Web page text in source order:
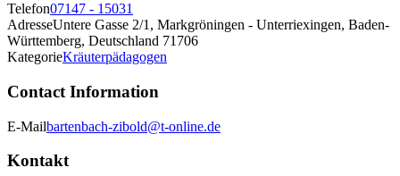
Telefon07147 - 15031
AdresseUntere Gasse 2/1, Markgröningen - Unterriexingen, Baden-
Württemberg, Deutschland 71706
KategorieKräuterpädagogen
Contact Information
E-Mailbartenbach-zibold@t-online.de
Kontakt